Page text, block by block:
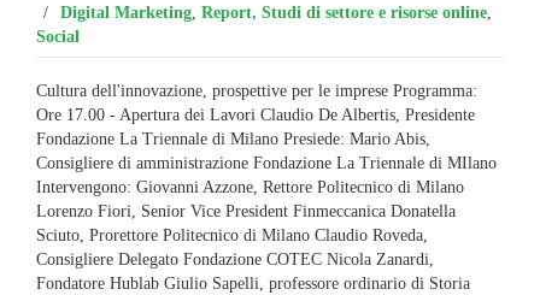
/ Digital Marketing, Report, Studi di settore e risorse online,
Social
Cultura dell'innovazione, prospettive per le imprese Programma:
Ore 17.00 - Apertura dei Lavori Claudio De Albertis, Presidente
Fondazione La Triennale di Milano Presiede: Mario Abis,
Consigliere di amministrazione Fondazione La Triennale di MIlano
Intervengono: Giovanni Azzone, Rettore Politecnico di Milano
Lorenzo Fiori, Senior Vice President Finmeccanica Donatella
Sciuto, Prorettore Politecnico di Milano Claudio Roveda,
Consigliere Delegato Fondazione COTEC Nicola Zanardi,
Fondatore Hublab Giulio Sapelli, professore ordinario di Storia